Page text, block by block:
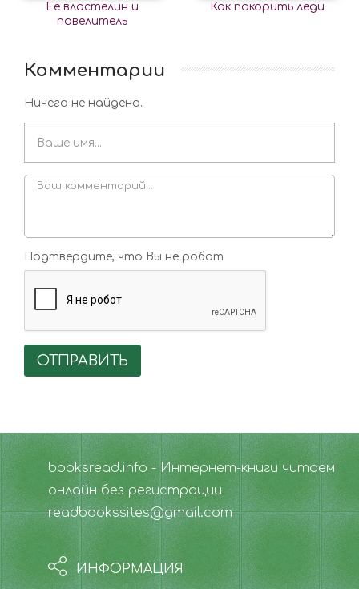
Ее властелин и
повелитель
Как покорить леди
Комментарии
Ничего не найдено.
Подтвердите, что Вы не робот
ОТПРАВИТЬ
booksread.info - Интернет-книги читаем
онлайн без регистрации
readbookssites@gmail.com
ИНФОРМАЦИЯ